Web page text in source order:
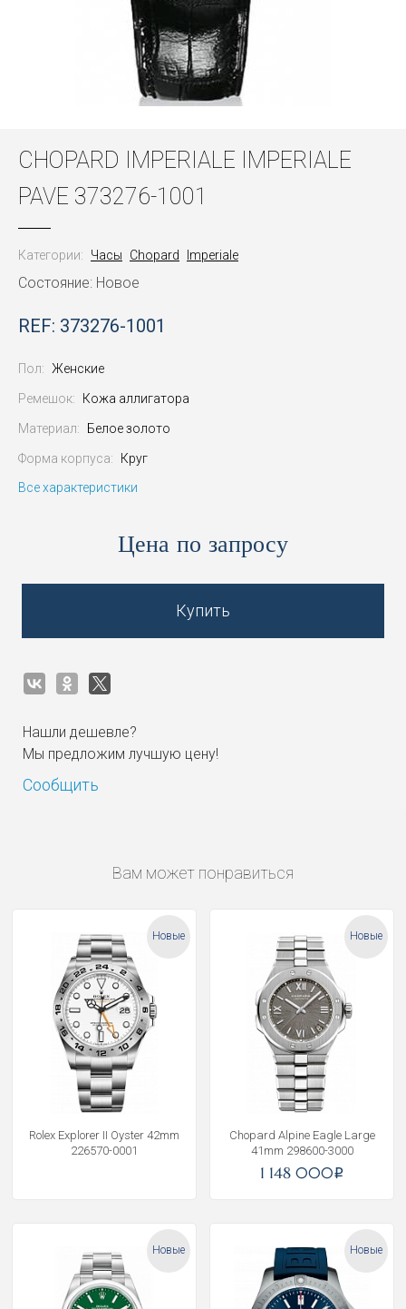
CHOPARD IMPERIALE IMPERIALE
PAVE 373276-1001
Категории: Часы Chopard Imperiale
Состояние: Новое
REF: 373276-1001
Пол: Женские
Ремешок: Кожа аллигатора
Материал: Белое золото
Форма корпуса:
Круг
Все характеристики
Цена по запросу
Купить
Нашли дешевле?
Мы предложим лучшую цену!
Сообщить
Вам может понравиться
Новые
Rolex Explorer II Oyster 42mm
226570-0001
Новые
Chopard Alpine Eagle Large
41mm 298600-3000
1 148 000i
Новые Новые